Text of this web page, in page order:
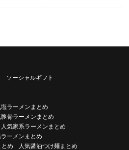
ソーシャルギフト
塩ラーメンまとめ
豚骨ラーメンまとめ
人気家系ラーメンまとめ
ラーメンまとめ
とめ
人気醤油つけ麺まとめ